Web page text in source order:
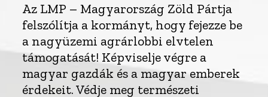
Az LMP – Magyarország Zöld Pártja
felszólítja a kormányt, hogy fejezze be
a nagyüzemi agrárlobbi elvtelen
támogatását! Képviselje végre a
magyar gazdák és a magyar emberek
érdekeit. Védje meg természeti